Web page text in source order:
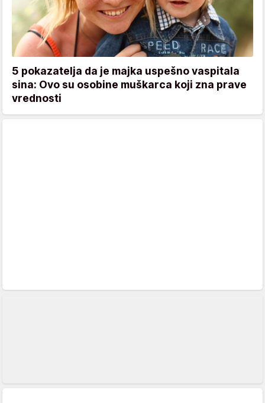
5 pokazatelja da je majka uspešno vaspitala
sina: Ovo su osobine muškarca koji zna prave
vrednosti